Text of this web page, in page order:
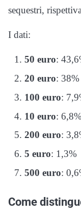
sequestri,
I dati:
50 euro:
20 euro: 38%
100 euro:
10 euro:
200 euro:
5 euro: 1,3%
500 euro:
Come